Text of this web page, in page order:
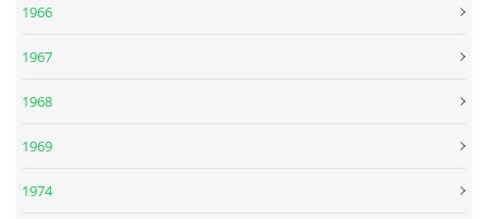
DISKOGRAFIE - ALBA RARITY II
DISKOGRAFIE - BOOTLEGY II
1966
1967
1968
1969
1974